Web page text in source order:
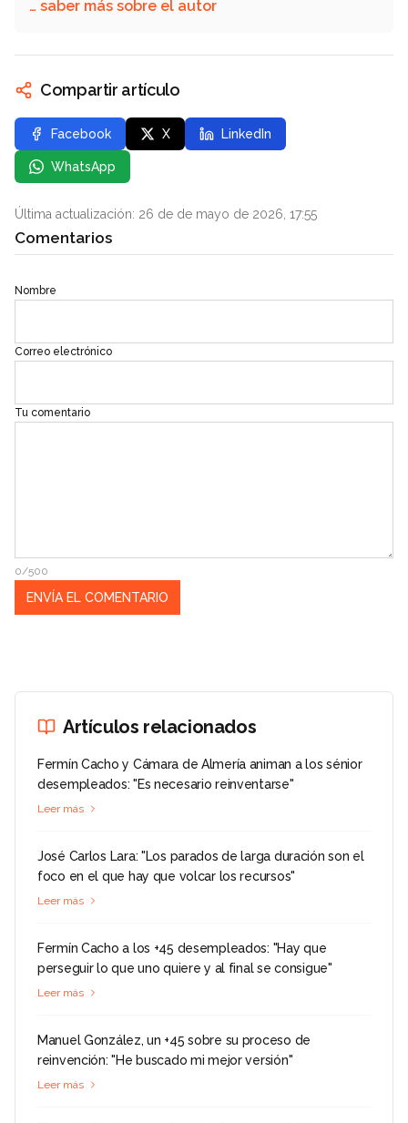
… saber más sobre el autor
Compartir artículo
Facebook X LinkedIn
WhatsApp
Última actualización: 26 de de mayo de 2026, 17:55
Comentarios
Nombre
Correo electrónico
Tu comentario
0/500
Artículos relacionados
Fermín Cacho y Cámara de Almería animan a los sénior
desempleados: "Es necesario reinventarse"
Leer más
José Carlos Lara: "Los parados de larga duración son el
foco en el que hay que volcar los recursos"
Leer más
Fermín Cacho a los +45 desempleados: "Hay que
perseguir lo que uno quiere y al final se consigue"
Leer más
Manuel González, un +45 sobre su proceso de
reinvención: "He buscado mi mejor versión"
Leer más